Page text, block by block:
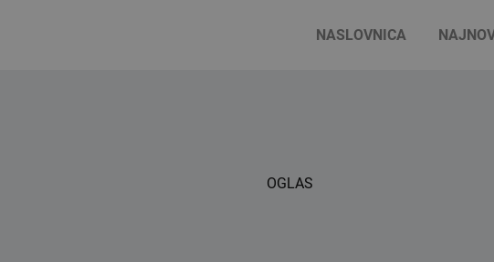
NASLOVNICA
OGLAS